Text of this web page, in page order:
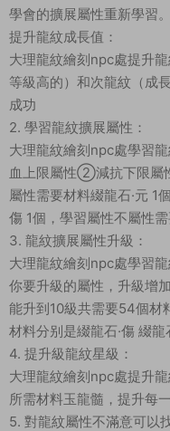
學會的擴展屬性重新學習。
提升龍紋成長值：
大理龍紋繪刻npc處提升
等級高的）和次龍紋（成
成功
2. 學習龍紋擴展屬性：
大理龍紋繪刻npc處學習
血上限屬性②減抗下限屬
屬性需要材料綴龍石·元 1
傷 1個，學習屬性不屬性需
3. 龍紋擴展屬性升級：
大理龍紋繪刻npc處學習
你要升級的屬性，升級增
能升到10級共需要54個材
材料分别是綴龍石·傷 綴
4. 提升級龍紋星級：
大理龍紋繪刻npc處提升
所需材料玉龍髓，提升每
5. 對龍紋屬性不滿意可以